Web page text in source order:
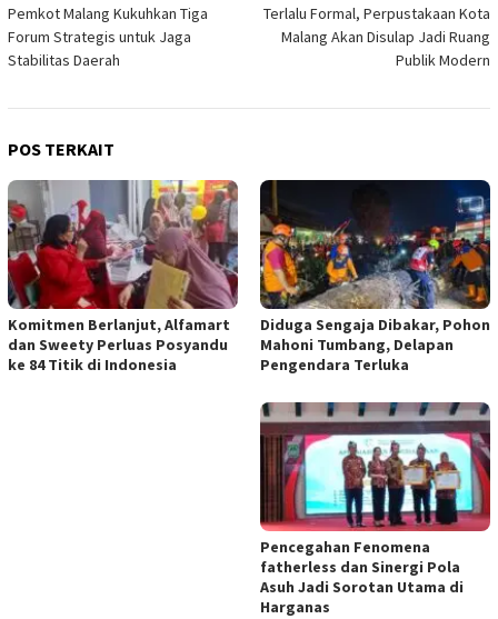
pos
Pemkot Malang Kukuhkan Tiga
Forum Strategis untuk Jaga
Stabilitas Daerah
Terlalu Formal, Perpustakaan Kota
Malang Akan Disulap Jadi Ruang
Publik Modern
POS TERKAIT
Komitmen Berlanjut, Alfamart
dan Sweety Perluas Posyandu
ke 84 Titik di Indonesia
Diduga Sengaja Dibakar, Pohon
Mahoni Tumbang, Delapan
Pengendara Terluka
Pencegahan Fenomena
fatherless dan Sinergi Pola
Asuh Jadi Sorotan Utama di
Harganas